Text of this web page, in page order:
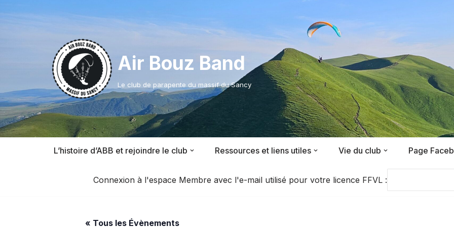
Air Bouz Band
Le club de parapente du massif du Sancy
L’histoire d’ABB et rejoindre le club Ressources et liens utiles Vie du club Page
Connexion à l'espace Membre avec l'e-mail utilisé pour votre licence FFVL :
« Tous les Évènements